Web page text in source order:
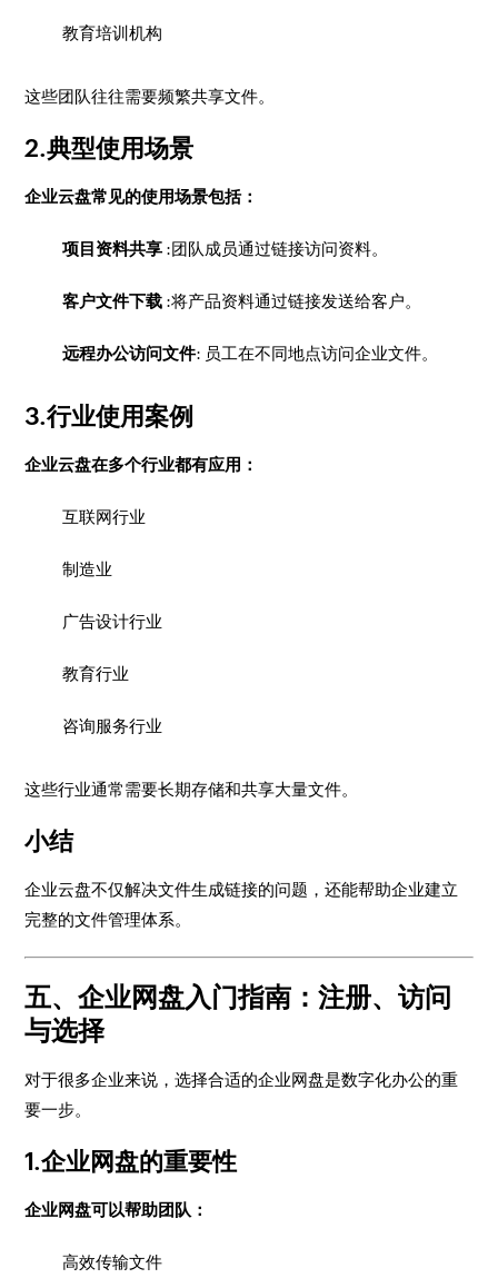
教育培训机构
这些团队往往需要频繁共享文件。
2.典型使用场景
企业云盘常见的使用场景包括：
项目资料共享 :团队成员通过链接访问资料。
客户文件下载 :将产品资料通过链接发送给客户。
远程办公访问文件: 员工在不同地点访问企业文件。
3.行业使用案例
企业云盘在多个行业都有应用：
互联网行业
制造业
广告设计行业
教育行业
咨询服务行业
这些行业通常需要长期存储和共享大量文件。
小结
企业云盘不仅解决文件生成链接的问题，还能帮助企业建立
完整的文件管理体系。
五、企业网盘入门指南：注册、访问
与选择
对于很多企业来说，选择合适的企业网盘是数字化办公的重
要一步。
1.企业网盘的重要性
企业网盘可以帮助团队：
高效传输文件